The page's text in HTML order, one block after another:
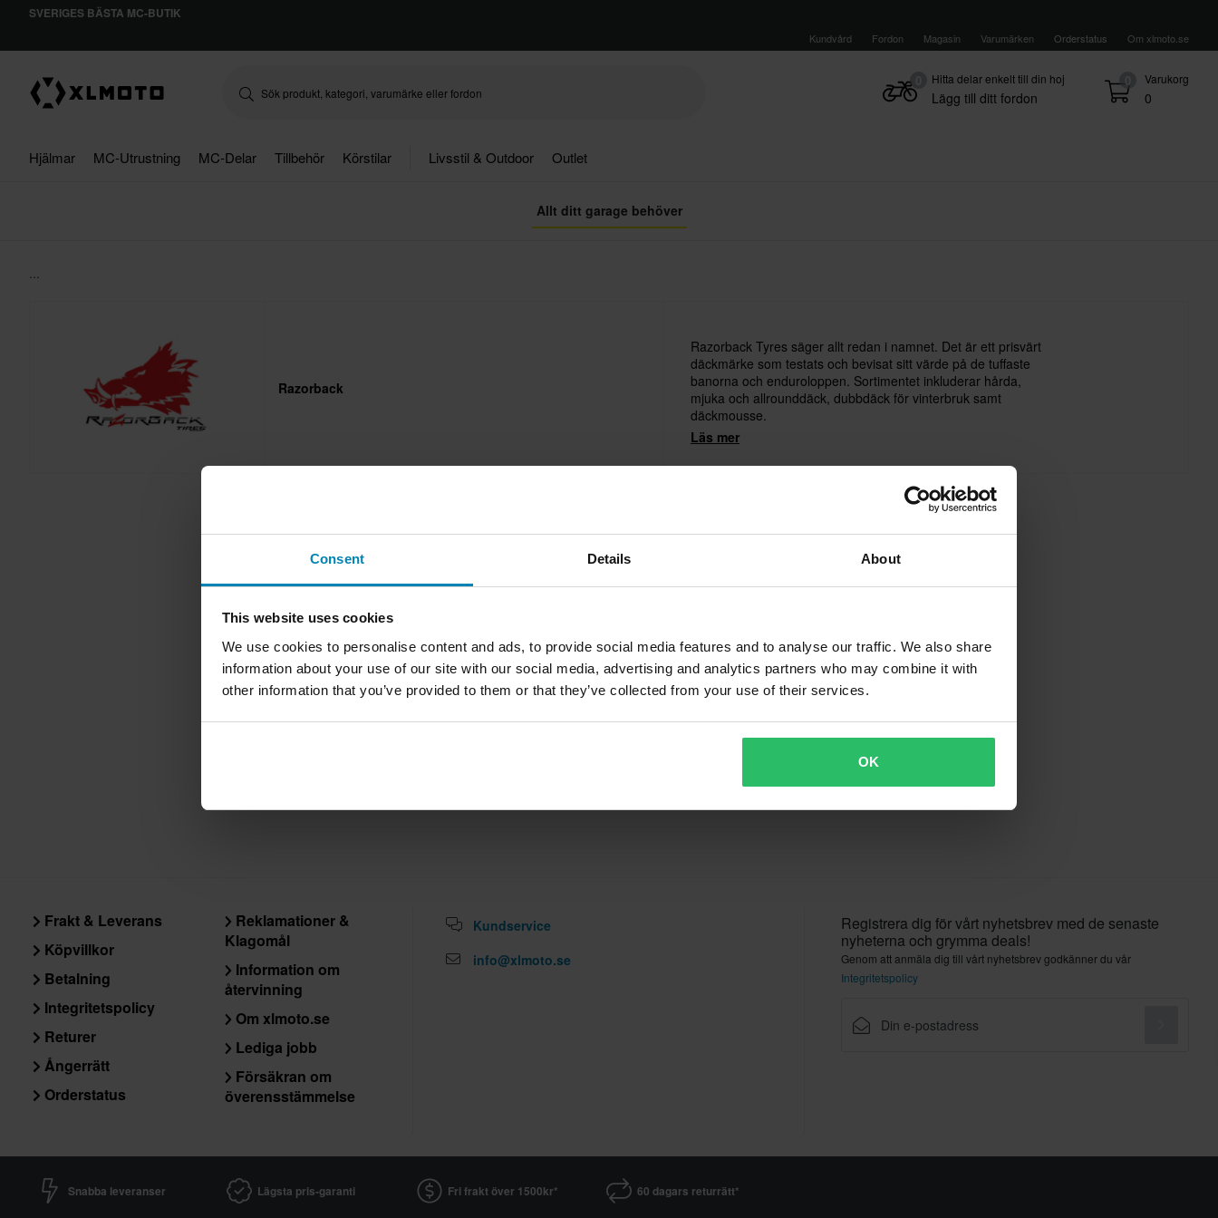
Consent Details About
This website uses cookies
We use cookies to personalise content and ads, to provide social media features and to analyse our traffic. We also share
information about your use of our site with our social media, advertising and analytics partners who may combine it with
other information that you’ve provided to them or that they’ve collected from your use of their services.
OK
SVERIGES BÄSTA MC-BUTIK
Kundvård Fordon Magasin Varumärken Orderstatus Om xlmoto.se
0 Varukorg
0
Hitta delar enkelt till din hoj
Lägg till ditt fordon
Hjälmar MC-Utrustning MC-Delar Tillbehör Körstilar Livsstil & Outdoor Outlet
Allt ditt garage behöver
...
Razorback
Razorback Tyres säger allt redan i namnet. Det är ett prisvärt
däckmärke som testats och bevisat sitt värde på de tuffaste
banorna och enduroloppen. Sortimentet inkluderar hårda,
mjuka och allrounddäck, dubbdäck för vinterbruk samt
däckmousse.
Läs mer
OM RAZORBACK
Razorback är en mycket bra tillverkare av cross-, motorcykel- och endurodäck. Deras däck
används av många seriösa åkare runt om i Europa. Kvalitén är mycket hög och de presterar
riktigt bra, särskilt i förhållande till priset. Däcken har bra grepp och lång hållbarhet, så när du
köper däck från Razorback kan du alltid känna att du gjort en bra affär.
Frakt & Leverans
Köpvillkor
Betalning
Integritetspolicy
Returer
Ångerrätt
Orderstatus
Reklamationer &
Klagomål
Information om
återvinning
Om xlmoto.se
Lediga jobb
Försäkran om
överensstämmelse
Kundservice
info@xlmoto.se
Registrera dig för vårt nyhetsbrev med de senaste
nyheterna och grymma deals!
Genom att anmäla dig till vårt nyhetsbrev godkänner du vår
Integritetspolicy
Snabba leveranser Lägsta pris-garanti Fri frakt över 1500kr* 60 dagars returrätt*